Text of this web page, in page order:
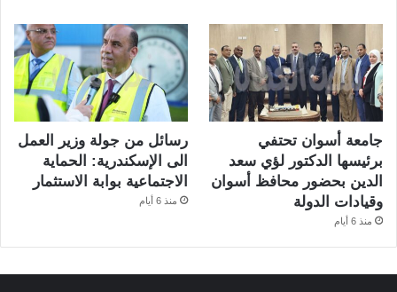
جامعة أسوان تحتفي
برئيسها الدكتور لؤي سعد
الدين بحضور محافظ أسوان
وقيادات الدولة
منذ 6 أيام
رسائل من جولة وزير العمل
الى الإسكندرية: الحماية
الاجتماعية بوابة الاستثمار
منذ 6 أيام